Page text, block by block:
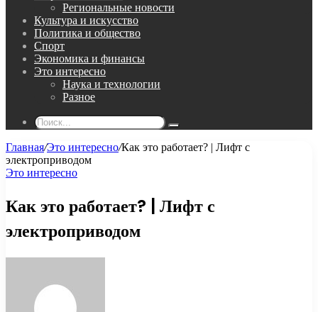
Региональные новости
Культура и искусство
Политика и общество
Спорт
Экономика и финансы
Это интересно
Наука и технологии
Разное
Поиск...
Главная/Это интересно/Как это работает? | Лифт с
электроприводом
Это интересно
Как это работает? | Лифт с
электроприводом